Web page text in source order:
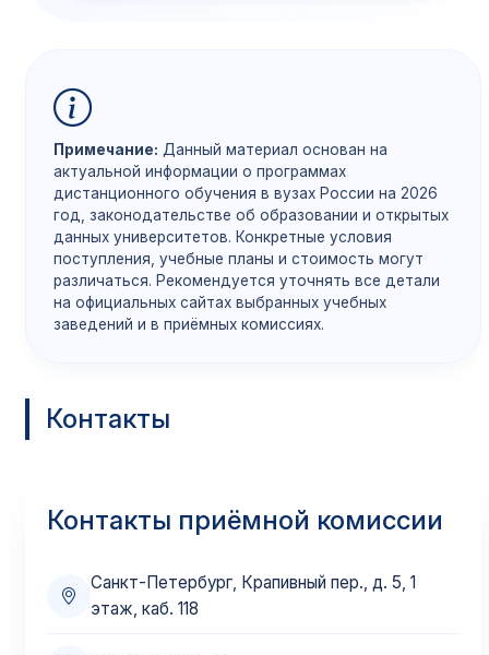
Примечание: Данный материал основан на
актуальной информации о программах
дистанционного обучения в вузах России на 2026
год, законодательстве об образовании и открытых
данных университетов. Конкретные условия
поступления, учебные планы и стоимость могут
различаться. Рекомендуется уточнять все детали
на официальных сайтах выбранных учебных
заведений и в приёмных комиссиях.
Контакты
Контакты приёмной комиссии
Санкт-Петербург, Крапивный пер., д. 5, 1
этаж, каб. 118